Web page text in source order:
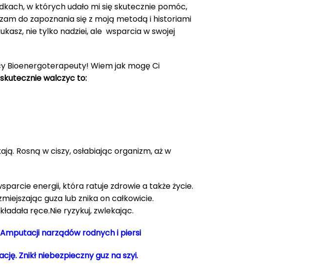
w których udało mi się skutecznie pomóc,
do zapoznania się z moją metodą i historiami
nie tylko nadziei, ale wsparcia w swojej
Bioenergoterapeuty! Wiem jak mogę Ci
walczyc to:
Rosną w ciszy, osłabiając organizm, aż w
energii, która ratuje zdrowie a także życie.
guza lub znika on całkowicie.
ręce.Nie ryzykuj, zwlekając.
narządów rodnych i piersi
Znikł niebezpieczny guz na szyi.